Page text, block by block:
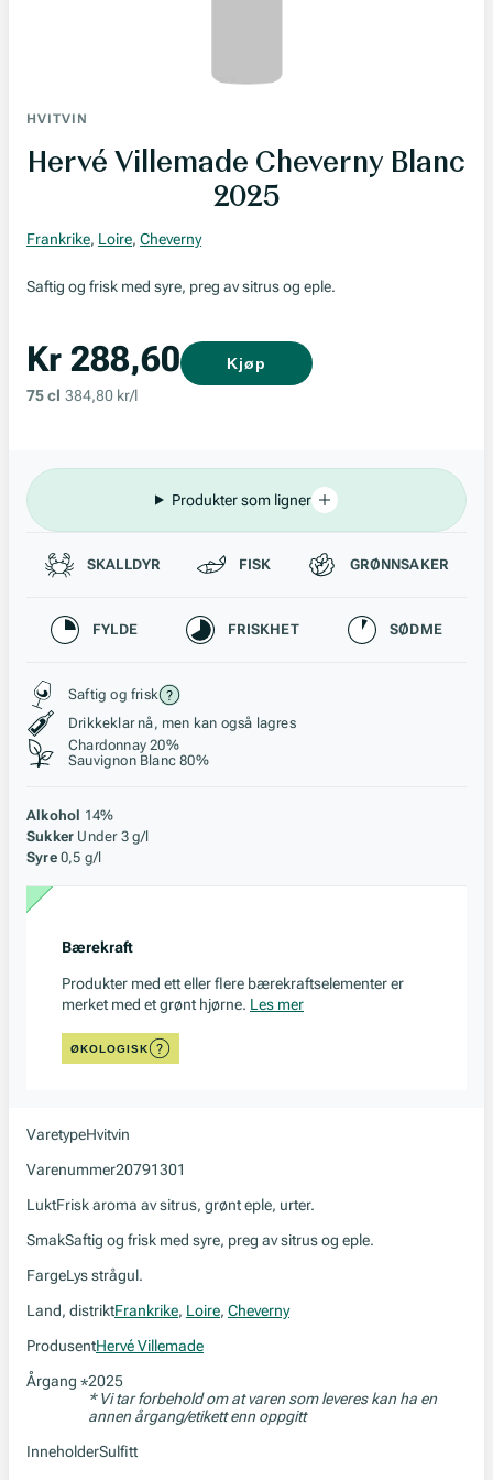
HVITVIN
Hervé Villemade Cheverny Blanc
2025
Frankrike, Loire, Cheverny
Saftig og frisk med syre, preg av sitrus og eple.
Kr 288,60
75 cl 384,80 kr/l
Kjøp
Produkter som ligner
Passer til
SKALLDYR FISK GRØNNSAKER
Karakteristikk
FYLDE FRISKHET SØDME
Stil, lagring og råstoff
Saftig og frisk
Drikkeklar nå, men kan også lagres
Chardonnay 20%
Sauvignon Blanc 80%
Alkohol 14%
Sukker Under 3 g/l
Syre 0,5 g/l
Bærekraft
Produkter med ett eller flere bærekraftselementer er
merket med et grønt hjørne. Les mer
ØKOLOGISK
VaretypeHvitvin
Varenummer20791301
LuktFrisk aroma av sitrus, grønt eple, urter.
SmakSaftig og frisk med syre, preg av sitrus og eple.
FargeLys strågul.
Land, distriktFrankrike, Loire, Cheverny
ProdusentHervé Villemade
Årgang *2025
* Vi tar forbehold om at varen som leveres kan ha en
annen årgang/etikett enn oppgitt
InneholderSulfitt